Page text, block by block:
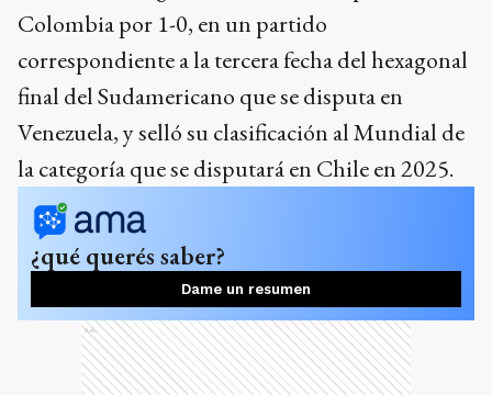
¿qué querés saber?
Dame un resumen
Ads